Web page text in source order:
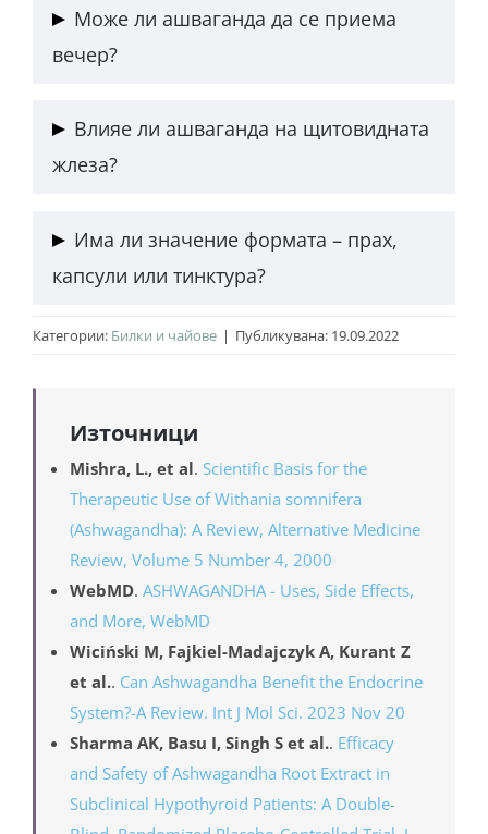
вечер?
Важно е обаче дозата да не е висока, за да не
предизвика обратен ефект (прекомерна
жлеза?
и Т4, затова хора с хипертиреоидизъм трябва да
се консултират с лекар преди употреба.
капсули или тинктура?
аюрведична употреба, но капсулите осигуряват
алкохол.
Mishra, L., et al.
Therapeutic Use of Withania somnifera
(Ashwagandha): A Review, Alternative Medicine
Review, Volume 5 Number 4, 2000
WebMD.ASHWAGANDHA - Uses, Side Effects,
and More, WebMD
Wiciński M, Fajkiel-Madajczyk A, Kurant Z
et al..Can Ashwagandha Benefit the Endocrine
System?-A Review. Int J Mol Sci. 2023 Nov 20
Sharma AK, Basu I, Singh S et al..Efficacy
and Safety of Ashwagandha Root Extract in
Subclinical Hypothyroid Patients: A Double-
Blind, Randomized Placebo-Controlled Trial. J